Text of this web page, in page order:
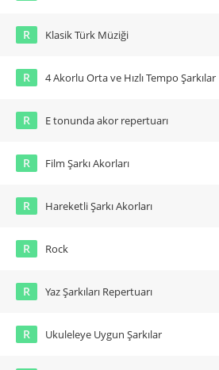
R Klasik Türk Müziği
R 4 Akorlu Orta ve Hızlı Tempo Şarkılar
R E tonunda akor repertuarı
R Film Şarkı Akorları
R Hareketli Şarkı Akorları
R Rock
R Yaz Şarkıları Repertuarı
R Ukuleleye Uygun Şarkılar